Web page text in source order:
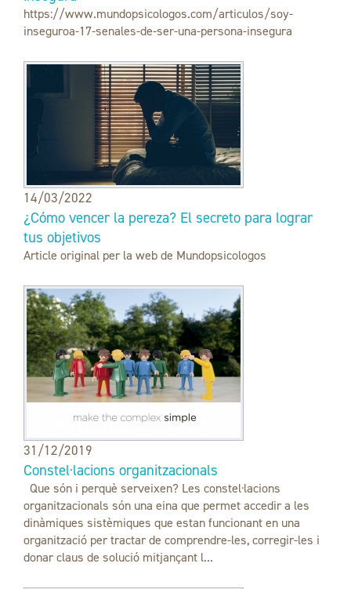
https://www.mundopsicologos.com/articulos/soy-
inseguroa-17-senales-de-ser-una-persona-insegura
14/03/2022
¿Cómo vencer la pereza? El secreto para lograr
tus objetivos
Article original per la web de Mundopsicologos
31/12/2019
Constel·lacions organitzacionals
Que són i perquè serveixen? Les constel·lacions
organitzacionals són una eina que permet accedir a les
dinàmiques sistèmiques que estan funcionant en una
organització per tractar de comprendre-les, corregir-les i
donar claus de solució mitjançant l...